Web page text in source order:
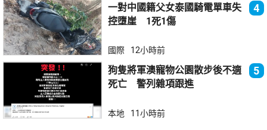
一對中國籍父女泰國騎電單車失
控墮崖 1死1傷
4
國際 12小時前
狗隻將軍澳寵物公園散步後不適
死亡 警列雜項跟進
5
本地 11小時前